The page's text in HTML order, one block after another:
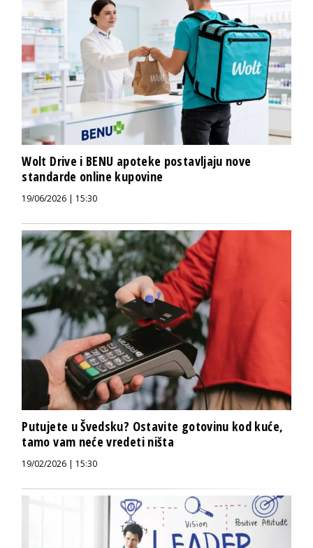
Wolt Drive i BENU apoteke postavljaju nove
standarde online kupovine
19/06/2026 | 15:30
Putujete u Švedsku? Ostavite gotovinu kod kuće,
tamo vam neće vredeti ništa
19/02/2026 | 15:30